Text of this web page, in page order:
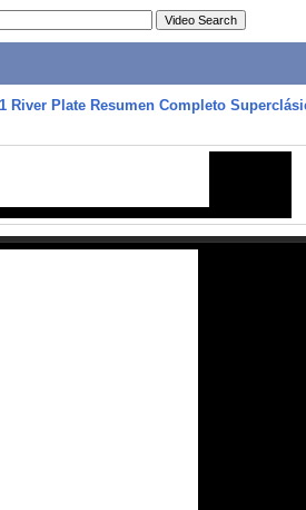
River Plate Resumen Completo